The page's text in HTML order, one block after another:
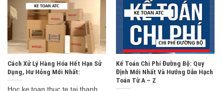
Cách Xử Lý Hàng Hóa Hết Hạn Sử
Dụng, Hư Hỏng Mới Nhất:
Hoc ke toan thuc te tai thanh
Kế Toán Chi Phí Đường Bộ: Quy
Định Mới Nhất Và Hướng Dẫn Hạch
Toán Từ A – Z